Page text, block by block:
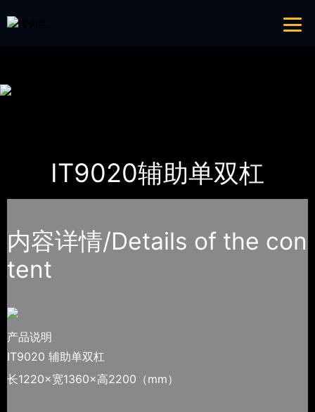
导航
网站地图
IT9020辅助单双杠
内容详情/Details of the con
tent
产品说明
IT9020 辅助单双杠
长1220×宽1360×高2200（mm）